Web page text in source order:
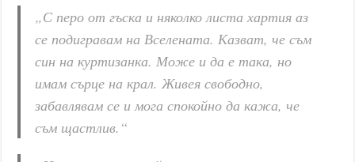
„С перо от гъска и няколко листа хартия аз
се подигравам на Вселената. Казват, че съм
син на куртизанка. Може и да е така, но
имам сърце на крал. Живея свободно,
забавлявам се и мога спокойно да кажа, че
съм щастлив.“